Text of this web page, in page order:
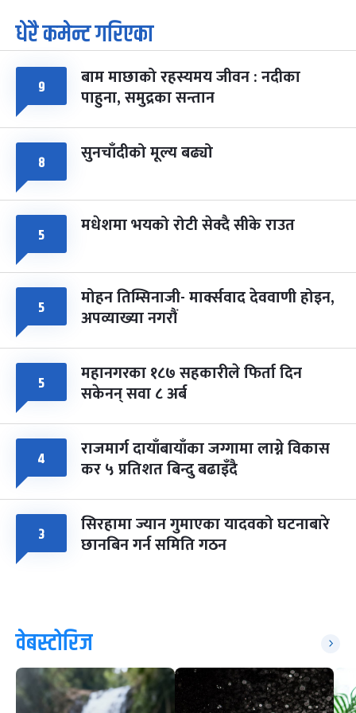
७
आइत
पूर्णिमा व्रत
चैत्र ७, २०८३-Mar 21, 2027
८ फागुपूर्णिमा
चैत्र ८, २०८३-Mar 22, 2027
७ महिना बाँकी
धेरै कमेन्ट गरिएका
९ बाम माछाको रहस्यमय जीवन : नदीका
पाहुना, समुद्रका सन्तान
८ सुनचाँदीको मूल्य बढ्यो
५ मधेशमा भयको रोटी सेक्दै सीके राउत
५ मोहन तिम्सिनाजी- मार्क्सवाद देववाणी होइन,
अपव्याख्या नगरौं
५ महानगरका १८७ सहकारीले फिर्ता दिन
सकेनन् सवा ८ अर्ब
४ राजमार्ग दायाँबायाँका जग्गामा लाग्ने विकास
कर ५ प्रतिशत बिन्दु बढाइँदै
३ सिरहामा ज्यान गुमाएका यादवको घटनाबारे
छानबिन गर्न समिति गठन
वेबस्टोरिज